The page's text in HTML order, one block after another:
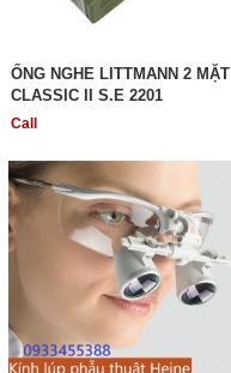
ỐNG NGHE LITTMANN 2 MẶT
CLASSIC II S.E 2201
Call